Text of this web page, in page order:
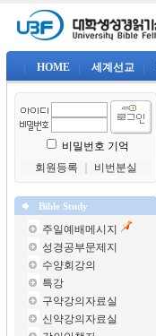
HOME 세계선교
비밀번호 기억
회원등록
비번분실
Bible Study
주일예배메시지
성경공부문제지
수양회강의
특강
구약강의자료실
신약강의자료실